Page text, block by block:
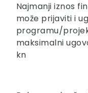
Najmanji iznos
može prijaviti i
programu/
maksimalni
kn